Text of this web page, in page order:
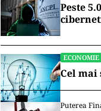
Peste
ECONOMIE
Cel mai
Puterea